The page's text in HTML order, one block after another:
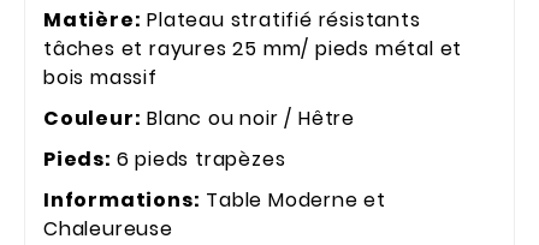
Matière: Plateau stratifié résistants
tâches et rayures 25 mm/ pieds métal et
bois massif
Couleur: Blanc ou noir / Hêtre
Pieds: 6 pieds trapèzes
Informations: Table Moderne et
Chaleureuse